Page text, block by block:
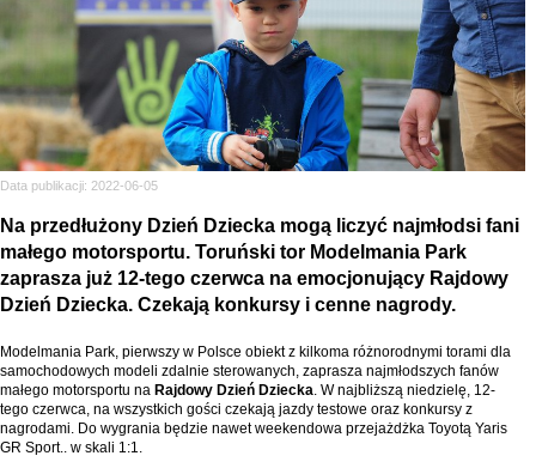
Data publikacji: 2022-06-05
Na przedłużony Dzień Dziecka mogą liczyć najmłodsi fani
małego motorsportu. Toruński tor Modelmania Park
zaprasza już 12-tego czerwca na emocjonujący Rajdowy
Dzień Dziecka. Czekają konkursy i cenne nagrody.
Modelmania Park, pierwszy w Polsce obiekt z kilkoma różnorodnymi torami dla
samochodowych modeli zdalnie sterowanych, zaprasza najmłodszych fanów
małego motorsportu na Rajdowy Dzień Dziecka . W najbliższą niedzielę, 12-
tego czerwca, na wszystkich gości czekają jazdy testowe oraz konkursy z
nagrodami. Do wygrania będzie nawet weekendowa przejażdżka Toyotą Yaris
GR Sport.. w skali 1:1.